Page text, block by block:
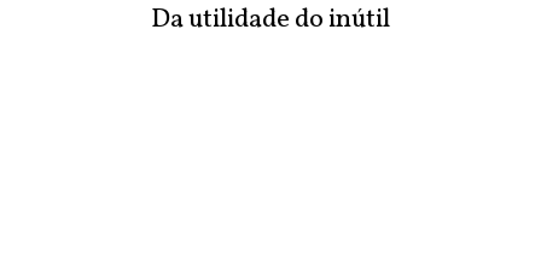
Da utilidade do inútil